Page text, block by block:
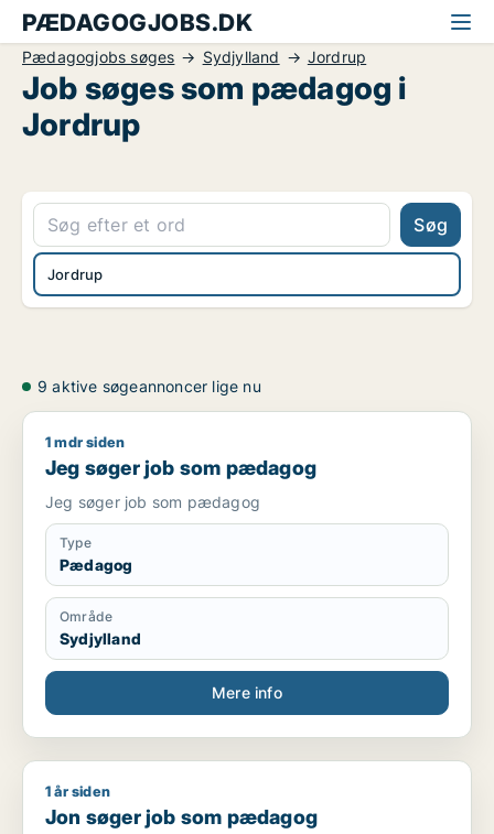
PÆDAGOGJOBS.DK
Pædagogjobs søges Sydjylland Jordrup
Job søges som pædagog i
Jordrup
Søg
Jordrup
9 aktive søgeannoncer lige nu
Jeg søger job som pædagog
1 mdr siden
Jeg søger job som pædagog
Jeg søger job som pædagog
Type
Pædagog
Område
Sydjylland
Mere info
Jon søger job som pædagog
1 år siden
Jon søger job som pædagog